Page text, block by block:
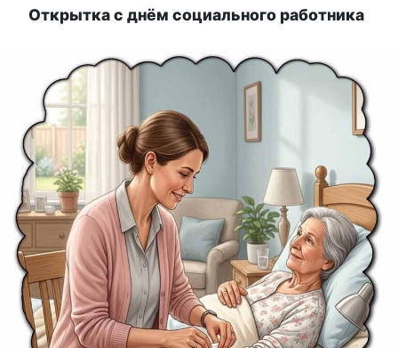
Открытка с днём социального работника